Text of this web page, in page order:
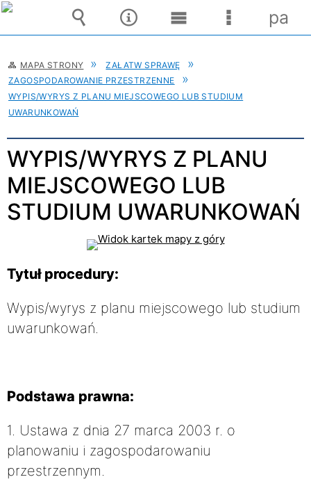
MAPA STRONY
ZAŁATW SPRAWĘ
ZAGOSPODAROWANIE PRZESTRZENNE
WYPIS/WYRYS Z PLANU MIEJSCOWEGO LUB STUDIUM
UWARUNKOWAŃ
WYPIS/WYRYS Z PLANU
MIEJSCOWEGO LUB
STUDIUM UWARUNKOWAŃ
Tytuł procedury:
Wypis/wyrys z planu miejscowego lub studium
uwarunkowań.
Podstawa prawna:
1. Ustawa z dnia 27 marca 2003 r. o
planowaniu i zagospodarowaniu
przestrzennym.
Wyszukiwarka
Narzędzia
Menu
główne
Menu